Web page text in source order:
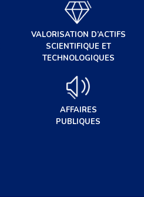
VALORISATION D’ACTIFS
SCIENTIFIQUE ET
TECHNOLOGIQUES
AFFAIRES
PUBLIQUES